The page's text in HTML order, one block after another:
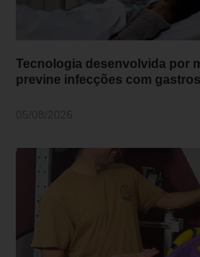
Tecnologia desenvolvida por
previne infecções com